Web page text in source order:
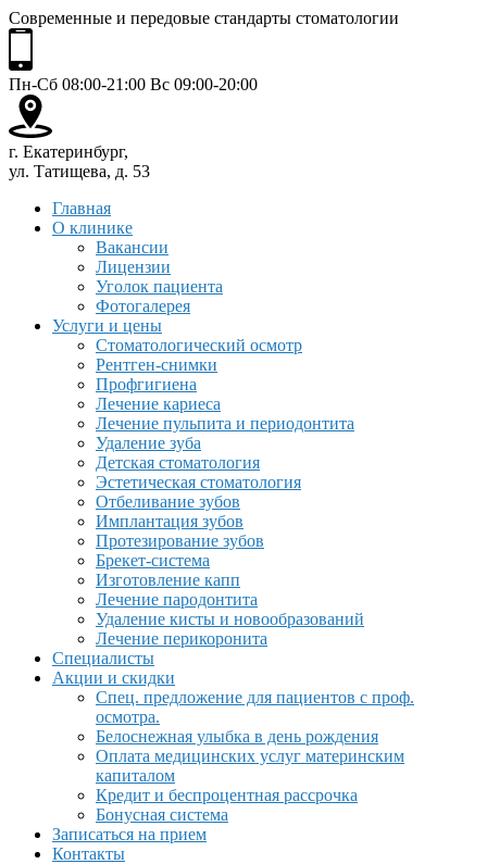
Современные и передовые стандарты стоматологии
Пн-Сб 08:00-21:00 Вс 09:00-20:00
г. Екатеринбург,
ул. Татищева, д. 53
Главная
О клинике
Вакансии
Лицензии
Уголок пациента
Фотогалерея
Услуги и цены
Стоматологический осмотр
Рентген-снимки
Профгигиена
Лечение кариеса
Лечение пульпита и периодонтита
Удаление зуба
Детская стоматология
Эстетическая стоматология
Отбеливание зубов
Имплантация зубов
Протезирование зубов
Брекет-система
Изготовление капп
Лечение пародонтита
Удаление кисты и новообразований
Лечение перикоронита
Специалисты
Акции и скидки
Спец. предложение для пациентов с проф.
осмотра.
Белоснежная улыбка в день рождения
Оплата медицинских услуг материнским
капиталом
Кредит и беспроцентная рассрочка
Бонусная система
Записаться на прием
Контакты